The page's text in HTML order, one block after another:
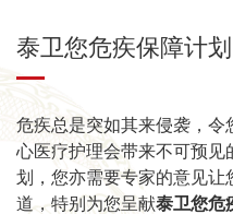
泰卫您危疾保障计划
危疾总是突如其来侵袭，令
心医疗护理会带来不可预
划，您亦需要专家的意见
道，特别为您呈献泰卫您危